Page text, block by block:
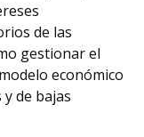
de las
gestionar el
económico
de bajas